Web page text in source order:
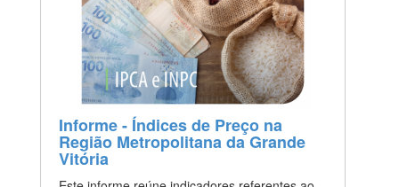
Informe - Índices de Preço na
Região Metropolitana da Grande
Vitória